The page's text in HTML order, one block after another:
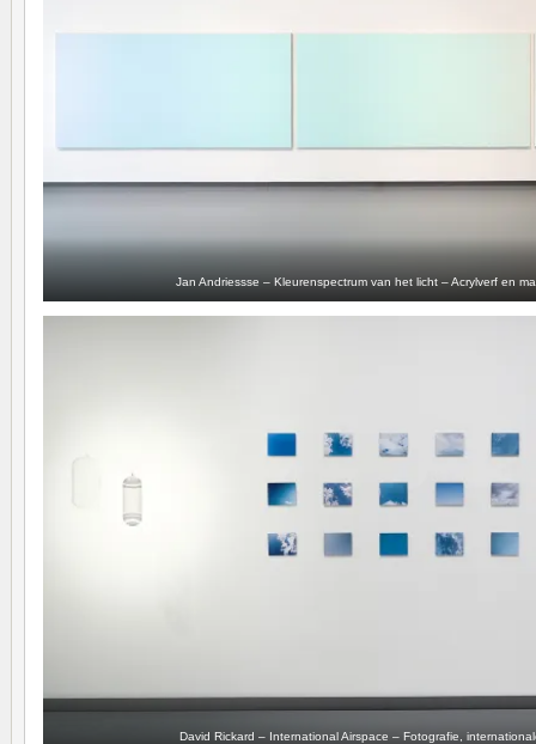
Jan Andriessse – Kleurenspectrum van het licht – Acrylverf en
David Rickard – International Airspace – Fotografie,